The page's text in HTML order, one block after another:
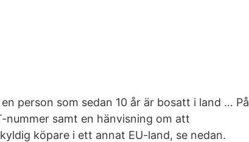
person som sedan 10 år är bosatt i land … På
nummer samt en hänvisning om att
köpare i ett annat EU-land, se nedan.